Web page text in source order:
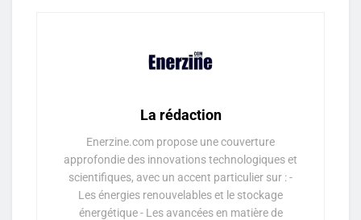
La rédaction
Enerzine.com propose une couverture
approfondie des innovations technologiques et
scientifiques, avec un accent particulier sur : -
Les énergies renouvelables et le stockage
énergétique - Les avancées en matière de